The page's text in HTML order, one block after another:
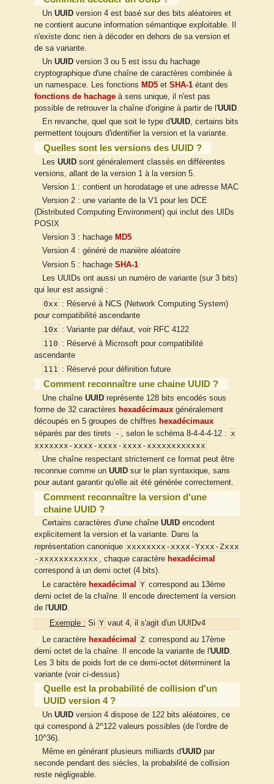
Un UUIDversion 4 est basé sur des bits aléatoires et
ne contient aucune information sémantique exploitable. Il
n'existe donc rien à décoder en dehors de sa version et
de sa variante.
Un UUIDversion 3 ou 5 est issu du hachage
cryptographique d'une chaîne de caractères combinée à
un namespace. Les fonctions MD5 et SHA-1 étant des
fonctions de hachage à sens unique, il n'est pas
possible de retrouver la chaîne d'origine à partir de l'UUID.
En revanche, quel que soit le type d'UUID, certains bits
permettent toujours d'identifier la version et la variante.
Quelles sont les versions des UUID ?
Les UUIDsont généralement classés en différentes
versions, allant de la version 1 à la version 5.
Version 1 : contient un horodatage et une adresse MAC
Version 2 : une variante de la V1 pour les DCE
(Distributed Computing Environment) qui inclut des UIDs
POSIX
Version 3 : hachage MD5
Version 4 : généré de manière aléatoire
Version 5 : hachage SHA-1
Les UUIDs ont aussi un numéro de variante (sur 3 bits)
qui leur est assigné :
0xx: Réservé à NCS (Network Computing System)
pour compatibilité ascendante
10x: Variante par défaut, voir RFC 4122
110: Réservé à Microsoft pour compatibilité
ascendante
111: Réservé pour définition future
Comment reconnaître une chaine UUID ?
Une chaîne UUIDreprésente 128 bits encodés sous
forme de 32 caractères hexadécimaux généralement
découpés en 5 groupes de chiffres hexadécimaux
séparés par des tirets
- , selon le schéma 8-4-4-4-12 : x
xxxxxxx-xxxx-xxxx-xxxx-xxxxxxxxxxxx
Une chaîne respectant strictement ce format peut être
reconnue comme un UUID sur le plan syntaxique, sans
pour autant garantir qu'elle ait été générée correctement.
Comment reconnaître la version d'une
chaine UUID ?
Certains caractères d'une chaîne UUIDencodent
explicitement la version et la variante. Dans la
représentation canonique xxxxxxxx-xxxx-Yxxx-Zxxx
-xxxxxxxxxxxx , chaque caractère hexadécimal
correspond à un demi octet (4 bits).
Le caractère hexadécimal Ycorrespond au 13ème
demi octet de la chaîne. Il encode directement la version
de l'UUID.
Exemple : Si Yvaut 4, il s'agit d'un UUIDv4
Le caractère hexadécimal Zcorrespond au 17ème
demi octet de la chaîne. Il encode la variante de l'UUID
Les 3 bits de poids fort de ce demi-octet déterminent la
variante (voir ci-dessus)
Quelle est la probabilité de collision d'un
UUID version 4 ?
Un UUIDversion 4 dispose de 122 bits aléatoires, ce
qui correspond à 2^122 valeurs possibles (de l'ordre de
10^36).
Même en générant plusieurs milliards d'UUIDpar
seconde pendant des siècles, la probabilité de collision
reste négligeable.